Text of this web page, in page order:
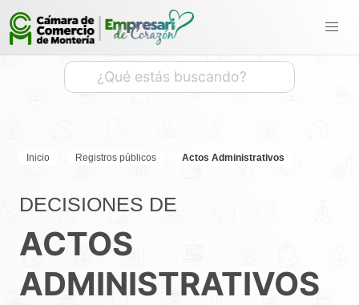
Inicio Registros públicos Actos Administrativos
DECISIONES DE
ACTOS
ADMINISTRATIVOS